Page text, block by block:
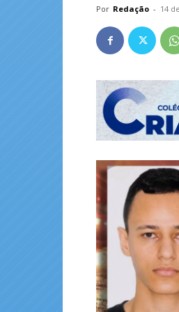
Por Redação - 14